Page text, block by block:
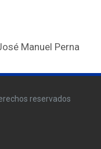
Manuel Perna
reservados